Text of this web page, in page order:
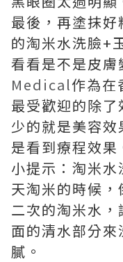
最後，再塗抹
的淘米水洗臉+
看看是不是皮膚
Medical作為在
最受歡迎的除
少的就是美容
是看到療程效果
小提示：淘米
天淘米的時候
二次的淘米水
面的清水部分
膩。